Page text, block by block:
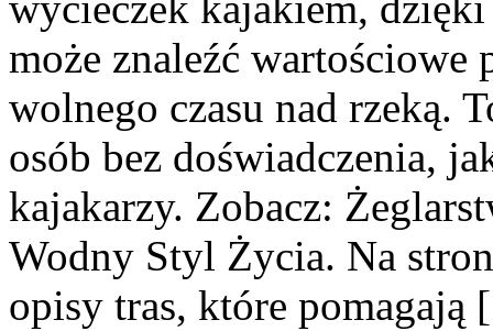
może znaleźć wartościowe
wolnego czasu nad rzeką.
osób bez doświadczenia,
kajakarzy. Zobacz:
Wodny Styl Życia. Na
opisy tras, które